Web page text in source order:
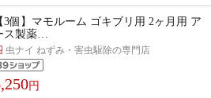
3個】マモルーム ゴキブリ用 2ヶ月用 ア
ス製薬…
虫ナイ ねずみ・害虫駆除の専門店
円